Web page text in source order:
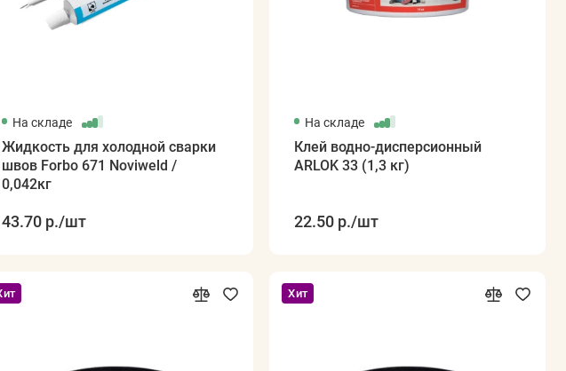
На складе
Жидкость для холодной сварки
швов Forbo 671 Noviweld /
0,042кг
43.70 р./шт
На складе
Клей водно-дисперсионный
ARLOK 33 (1,3 кг)
22.50 р./шт
Хит